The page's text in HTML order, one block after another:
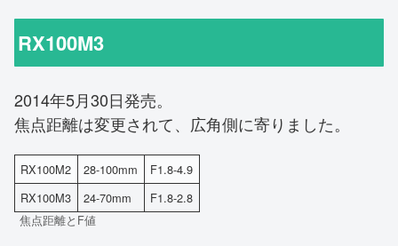
RX100M3
2014年5月30日発売。
焦点距離は変更されて、広角側に寄りました。
RX100M2 28-100mm
F1.8-4.9
RX100M3
24-70mm F1.8-2.8
焦点距離とF値